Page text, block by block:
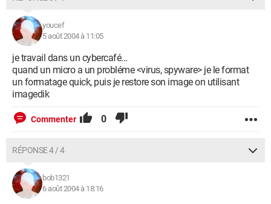
youcef
5 août 2004 à 11:05
je travail dans un cybercafé...
quand un micro a un probléme <virus, spyware> je le format
un formatage quick, puis je restore son image on utilisant
imagedik
Commenter 0
RÉPONSE 4 / 4
bob1321
6 août 2004 à 18:16